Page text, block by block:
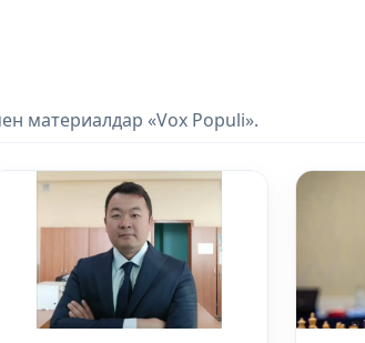
материалдар «Vox Populi».